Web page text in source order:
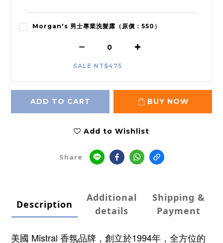
Morgan's 男士專業洗髮露（原價：550）
SALE NT$475
ADD TO CART BUY NOW
Add to Wishlist
Share
Description
Additional
details
Shipping &
Payment
美國 Mistral 香氛品牌， 創立於1994年， 全方位的